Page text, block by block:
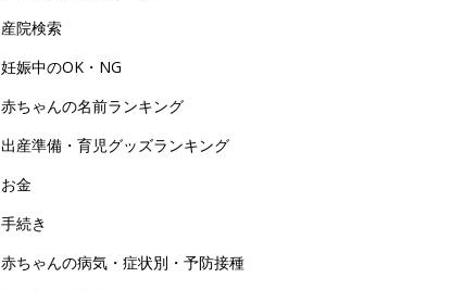
産院検索
妊娠中のOK・NG
赤ちゃんの名前ランキング
出産準備・育児グッズランキング
お金
手続き
赤ちゃんの病気・症状別・予防接種